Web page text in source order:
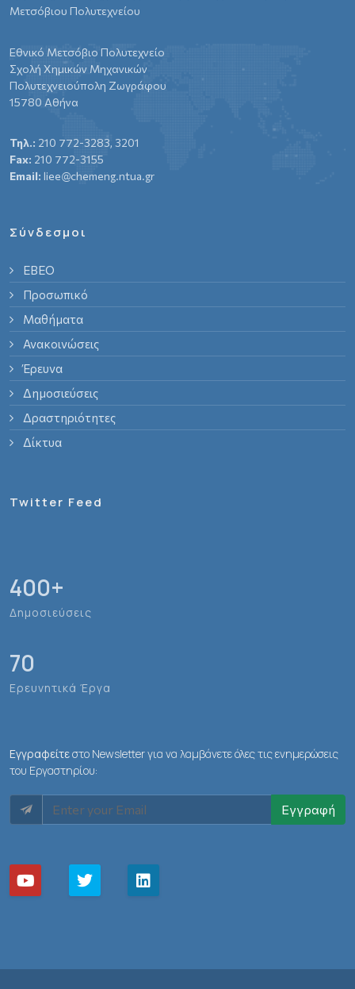
Μετσόβιου Πολυτεχνείου
Εθνικό Μετσόβιο Πολυτεχνείο
Σχολή Χημικών Μηχανικών
Πολυτεχνειούπολη Ζωγράφου
15780 Αθήνα
Τηλ.: 210 772-3283, 3201
Fax: 210 772-3155
Email: liee@chemeng.ntua.gr
Σύνδεσμοι
ΕΒΕΟ
Προσωπικό
Μαθήματα
Ανακοινώσεις
Έρευνα
Δημοσιεύσεις
Δραστηριότητες
Δίκτυα
Twitter Feed
400+
Δημοσιεύσεις
70
Ερευνητικά Έργα
Εγγραφείτεστο Newsletter για να λαμβάνετε όλες τις ενημερώσεις
του Εργαστηρίου:
Εγγραφή